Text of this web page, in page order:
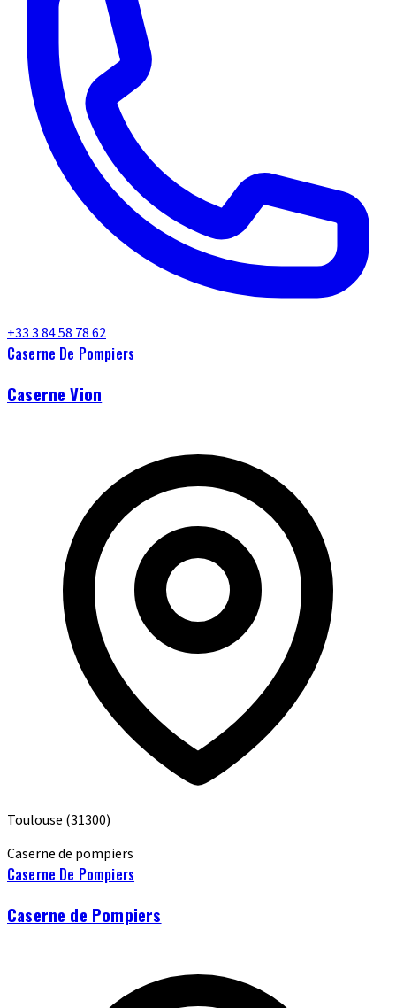
+33 3 84 58 78 62
Caserne De Pompiers
Caserne Vion
Toulouse (31300)
Caserne de pompiers
Caserne De Pompiers
Caserne de Pompiers